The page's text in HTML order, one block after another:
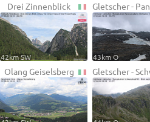
Drei Zinnenblick
42km SW
Gletscher -
43km O
Olang Geiselsberg Gletscher -